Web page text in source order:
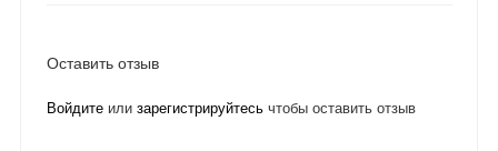
Оставить отзыв
Войдитеили зарегистрируйтесьчтобы оставить отзыв